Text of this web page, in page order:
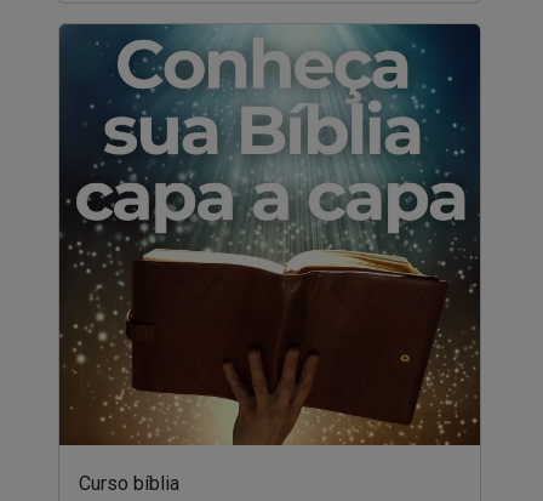
Curso bíblia